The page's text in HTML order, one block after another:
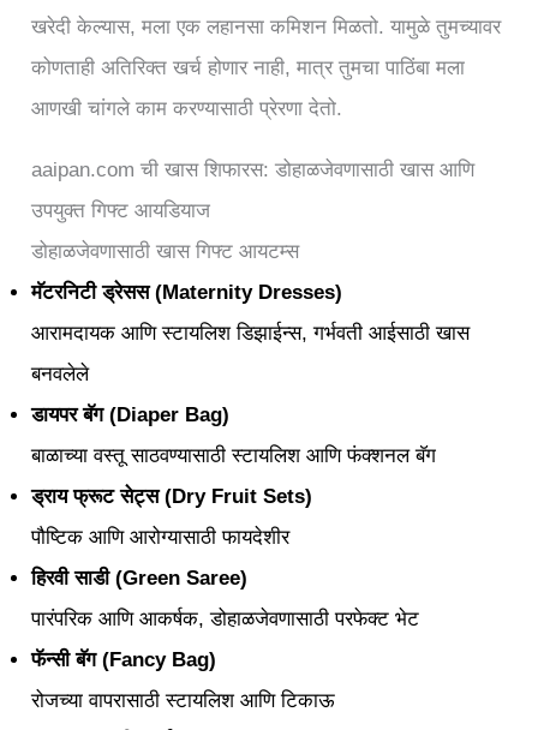
खरेदी केल्यास, मला एक लहानसा कमिशन मिळतो. यामुळे तुमच्यावर
कोणताही अतिरिक्त खर्च होणार नाही, मात्र तुमचा पाठिंबा मला
आणखी चांगले काम करण्यासाठी प्रेरणा देतो.
aaipan.com ची खास शिफारस: डोहाळजेवणासाठी खास आणि
उपयुक्त गिफ्ट आयडियाज
डोहाळजेवणासाठी खास गिफ्ट आयटम्स
मॅटरनिटी ड्रेसस (Maternity Dresses)
आरामदायक आणि स्टायलिश डिझाईन्स, गर्भवती आईसाठी खास
बनवलेले
डायपर बॅग (Diaper Bag)
बाळाच्या वस्तू साठवण्यासाठी स्टायलिश आणि फंक्शनल बॅग
ड्राय फ्रूट सेट्स (Dry Fruit Sets)
पौष्टिक आणि आरोग्यासाठी फायदेशीर
हिरवी साडी (Green Saree)
पारंपरिक आणि आकर्षक, डोहाळजेवणासाठी परफेक्ट भेट
फॅन्सी बॅग (Fancy Bag)
रोजच्या वापरासाठी स्टायलिश आणि टिकाऊ